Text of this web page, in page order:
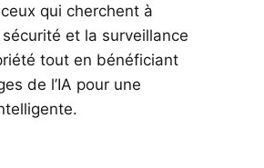
qui cherchent à
et la surveillance
tout en bénéficiant
de l’IA pour une